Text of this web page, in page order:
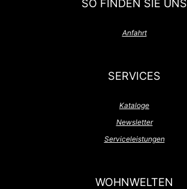
SO FINDEN SIE UNS
Anfahrt
SERVICES
Kataloge
Newsletter
Serviceleistungen
WOHNWELTEN